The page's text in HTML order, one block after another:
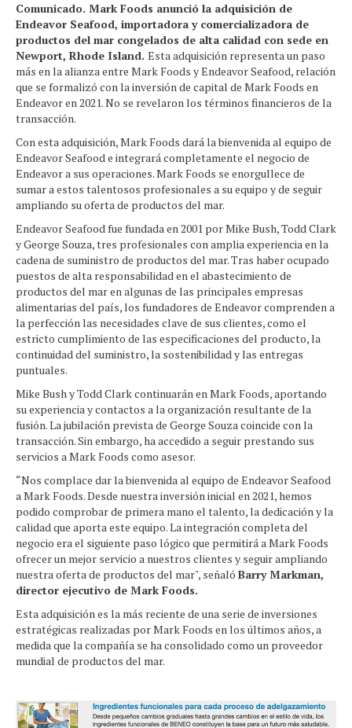
Comunicado. Mark Foods anunció la adquisición de
Endeavor Seafood, importadora y comercializadora de
productos del mar congelados de alta calidad con sede en
Newport, Rhode Island. Esta adquisición representa un paso
más en la alianza entre Mark Foods y Endeavor Seafood, relación
que se formalizó con la inversión de capital de Mark Foods en
Endeavor en 2021. No se revelaron los términos financieros de la
transacción.
Con esta adquisición, Mark Foods dará la bienvenida al equipo de
Endeavor Seafood e integrará completamente el negocio de
Endeavor a sus operaciones. Mark Foods se enorgullece de
sumar a estos talentosos profesionales a su equipo y de seguir
ampliando su oferta de productos del mar.
Endeavor Seafood fue fundada en 2001 por Mike Bush, Todd Clark
y George Souza, tres profesionales con amplia experiencia en la
cadena de suministro de productos del mar. Tras haber ocupado
puestos de alta responsabilidad en el abastecimiento de
productos del mar en algunas de las principales empresas
alimentarias del país, los fundadores de Endeavor comprenden a
la perfección las necesidades clave de sus clientes, como el
estricto cumplimiento de las especificaciones del producto, la
continuidad del suministro, la sostenibilidad y las entregas
puntuales.
Mike Bush y Todd Clark continuarán en Mark Foods, aportando
su experiencia y contactos a la organización resultante de la
fusión. La jubilación prevista de George Souza coincide con la
transacción. Sin embargo, ha accedido a seguir prestando sus
servicios a Mark Foods como asesor.
“Nos complace dar la bienvenida al equipo de Endeavor Seafood
a Mark Foods. Desde nuestra inversión inicial en 2021, hemos
podido comprobar de primera mano el talento, la dedicación y la
calidad que aporta este equipo. La integración completa del
negocio era el siguiente paso lógico que permitirá a Mark Foods
ofrecer un mejor servicio a nuestros clientes y seguir ampliando
nuestra oferta de productos del mar", señaló Barry Markman,
director ejecutivo de Mark Foods.
Esta adquisición es la más reciente de una serie de inversiones
estratégicas realizadas por Mark Foods en los últimos años, a
medida que la compañía se ha consolidado como un proveedor
mundial de productos del mar.